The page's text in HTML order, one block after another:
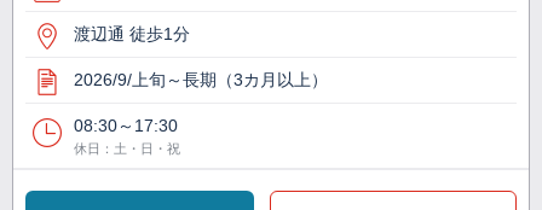
渡辺通 徒歩1分
2026/9/上旬～長期（3カ月以上）
08:30～17:30
休日：土・日・祝